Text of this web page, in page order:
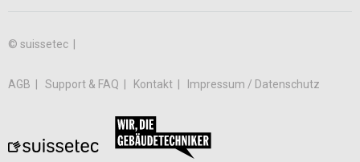
© suissetec |
AGB Support & FAQ Kontakt Impressum / Datenschutz